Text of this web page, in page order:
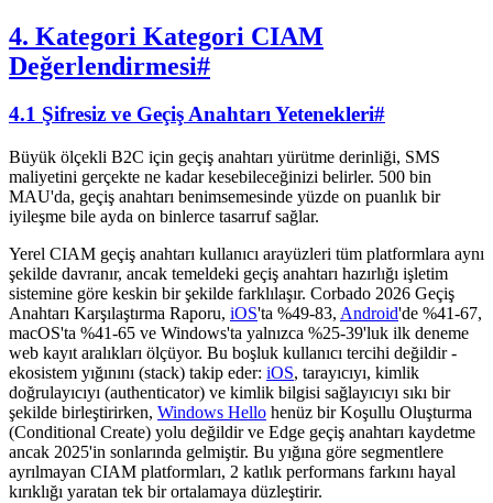
4. Kategori Kategori CIAM
Değerlendirmesi#
4.1 Şifresiz ve Geçiş Anahtarı Yetenekleri#
Büyük ölçekli B2C için geçiş anahtarı yürütme derinliği, SMS
maliyetini gerçekte ne kadar kesebileceğinizi belirler. 500 bin
MAU'da, geçiş anahtarı benimsemesinde yüzde on puanlık bir
iyileşme bile ayda on binlerce tasarruf sağlar.
Yerel CIAM geçiş anahtarı kullanıcı arayüzleri tüm platformlara aynı
şekilde davranır, ancak temeldeki geçiş anahtarı hazırlığı işletim
sistemine göre keskin bir şekilde farklılaşır. Corbado 2026 Geçiş
Anahtarı Karşılaştırma Raporu, iOS'ta %49-83, Android'de %41-67,
macOS'ta %41-65 ve Windows'ta yalnızca %25-39'luk ilk deneme
web kayıt aralıkları ölçüyor. Bu boşluk kullanıcı tercihi değildir -
ekosistem yığınını (stack) takip eder: iOS, tarayıcıyı, kimlik
doğrulayıcıyı (authenticator) ve kimlik bilgisi sağlayıcıyı sıkı bir
şekilde birleştirirken, Windows Hello henüz bir Koşullu Oluşturma
(Conditional Create) yolu değildir ve Edge geçiş anahtarı kaydetme
ancak 2025'in sonlarında gelmiştir. Bu yığına göre segmentlere
ayrılmayan CIAM platformları, 2 katlık performans farkını hayal
kırıklığı yaratan tek bir ortalamaya düzleştirir.